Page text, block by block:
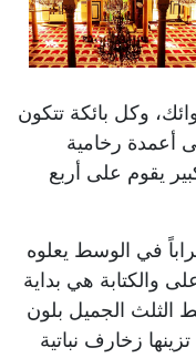
وكل بائكة تتكون
أعمدة رخامية
يقوم على أربع
في الوسط يعلوه
والكتابة هي بداية
الثلث الجميل بلون
زخارف نباتية